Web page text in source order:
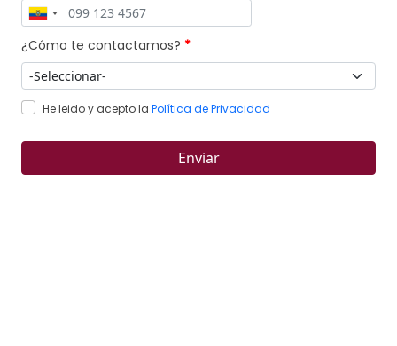
¿Cómo te contactamos? *
He leido y acepto la Política de Privacidad
Enviar